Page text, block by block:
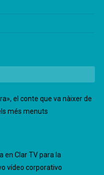
el conte que va nàixer de
més menuts
en Clar TV para la
vídeo corporativo